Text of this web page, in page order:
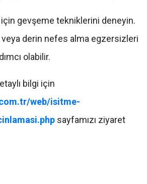
gevşeme tekniklerini deneyin.
derin nefes alma egzersizleri
olabilir.
bilgi için
web/isitme-
sayfamızı ziyaret